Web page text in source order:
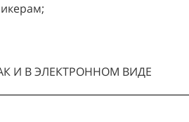
И В ЭЛЕКТРОННОМ ВИДЕ